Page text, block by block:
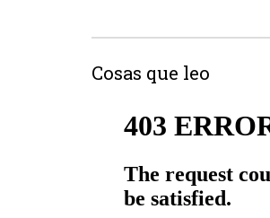
Cosas que leo